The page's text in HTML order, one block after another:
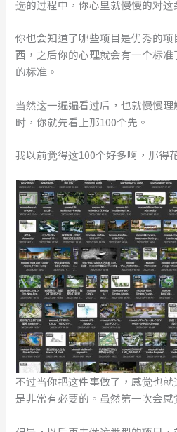
选的过程中，你心里就慢慢的对这
你也会知道了哪些项目是优秀的
西，之后你的心理就会有一个标
的标准。
当然这一遍遍看过后，也就慢慢
时，你就先看上那100个先。
我以前觉得这100个好多啊，那得
不过当你把这件事做了，感觉也
是非常有必要的。虽然第一次会感